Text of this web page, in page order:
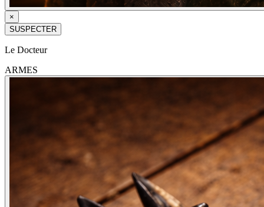
×
SUSPECTER
Le Docteur
ARMES